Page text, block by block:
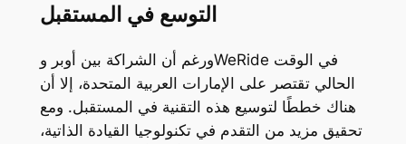
التوسع في المستقبل
ورغم أن الشراكة بين أوبر وWeRide في الوقت
الحالي تقتصر على الإمارات العربية المتحدة، إلا أن
هناك خططًا لتوسيع هذه التقنية في المستقبل. ومع
تحقيق مزيد من التقدم في تكنولوجيا القيادة الذاتية،